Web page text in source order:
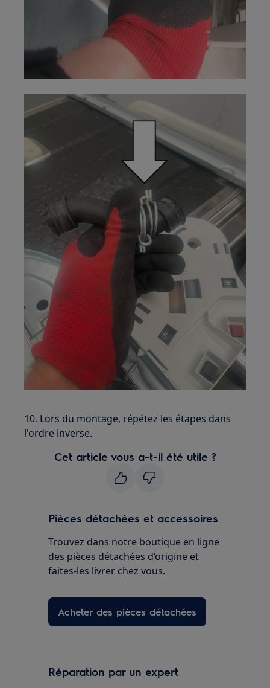
10. Lors du montage, répétez les étapes dans
l'ordre inverse.
Cet article vous a-t-il été utile ?
Pièces détachées et accessoires
Trouvez dans notre boutique en ligne
des pièces détachées d’origine et
faites-les livrer chez vous.
Acheter des pièces détachées
Réparation par un expert